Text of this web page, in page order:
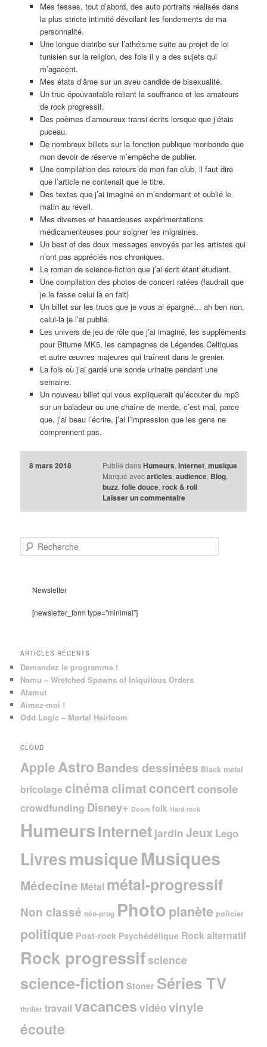
Mes fesses, tout d’abord, des auto portraits réalisés dans
la plus stricte intimité dévoilant les fondements de ma
personnalité.
Une longue diatribe sur l’athéisme suite au projet de loi
tunisien sur la religion, des fois il y a des sujets qui
m’agacent.
Mes états d’âme sur un aveu candide de bisexualité.
Un truc épouvantable reliant la souffrance et les amateurs
de rock progressif.
Des poèmes d’amoureux transi écrits lorsque que j’étais
puceau.
De nombreux billets sur la fonction publique moribonde que
mon devoir de réserve m’empêche de publier.
Une compilation des retours de mon fan club, il faut dire
que l’article ne contenait que le titre.
Des textes que j’ai imaginé en m’endormant et oublié le
matin au réveil.
Mes diverses et hasardeuses expérimentations
médicamenteuses pour soigner les migraines.
Un best of des doux messages envoyés par les artistes qui
n’ont pas appréciés nos chroniques.
Le roman de science-fiction que j’ai écrit étant étudiant.
Une compilation des photos de concert ratées (faudrait que
je le fasse celui là en fait)
Un billet sur les trucs que je vous ai épargné… ah ben non,
celui-la je l’ai publié.
Les univers de jeu de rôle que j’ai imaginé, les suppléments
pour Bitume MK5, les campagnes de Légendes Celtiques
et autre œuvres majeures qui traînent dans le grenier.
La fois où j’ai gardé une sonde urinaire pendant une
semaine.
Un nouveau billet qui vous expliquerait qu’écouter du mp3
sur un baladeur ou une chaîne de merde, c’est mal, parce
que, j’ai beau l’écrire, j’ai l’impression que les gens ne
comprennent pas.
8 mars 2018 Publié dans Humeurs, Internet, musique
Marqué avec articles, audience, Blog,
buzz, folie douce, rock & roll
Laisser un commentaire
e
Newsletter
[newsletter_form type="minimal"]
ARTICLES RÉCENTS
Demandez le programme !
Namu – Wretched Spawns of Iniquitous Orders
Alamut
Aimez-moi !
Odd Logic – Mortal Heirloom
CLOUD
Apple AstroBandes dessinées Black metal
bricolage cinéma climat concertconsole
crowdfunding Disney+ Doom folk Hard rock
HumeursInternet jardin Jeux Lego
LivresmusiqueMusiques
Médecine Métal métal-progressif
Non classé néo-prog Photo planète policier
politique Post-rock Psychédélique Rock alternatif
Rock progressifscience
science-fiction Stoner Séries TV
thriller travail vacances vidéovinyle
écoute